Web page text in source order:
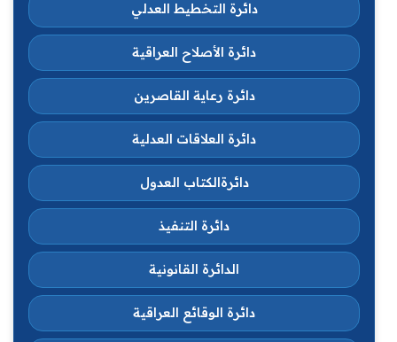
دائرة التخطيط العدلي
دائرة الأصلاح العراقية
دائرة رعاية القاصرين
دائرة العلاقات العدلية
دائرةالكتاب العدول
دائرة التنفيذ
الدائرة القانونية
دائرة الوقائع العراقية